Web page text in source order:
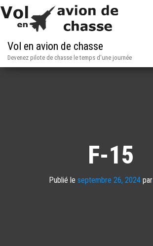
Vol en avion de chasse
Devenez pilote de chasse le temps d'une journée
F-15
Publié le septembre 26, 2024par